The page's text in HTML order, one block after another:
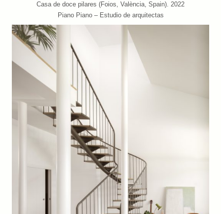
Casa de doce pilares (Foios, València, Spain). 2022
Piano Piano – Estudio de arquitectas